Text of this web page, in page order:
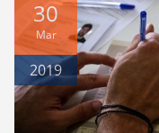
30
Mar
2019